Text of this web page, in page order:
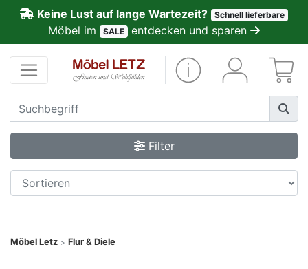
Keine Lust auf lange Wartezeit? Schnell lieferbare
Möbel im SALE entdecken und sparen
Filter
Möbel Letz > Flur & Diele
Kundenmeinungen
Anmelden
PREMIUM
Schnell
lieferbar
SALE